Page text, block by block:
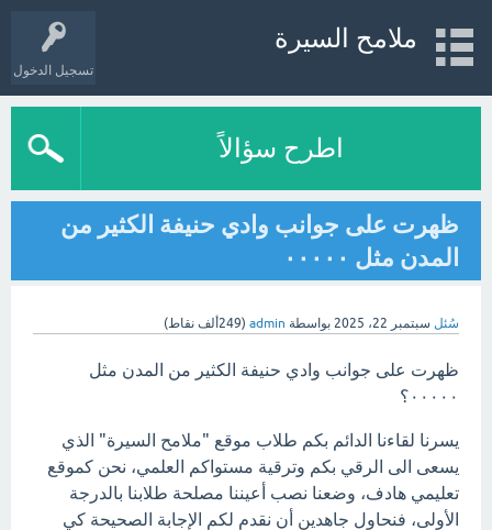
تسجيل الدخول
ملامح السيرة
اطرح سؤالاً
ظهرت على جوانب وادي حنيفة الكثير من
المدن مثل ٠٠٠٠٠
سُئل سبتمبر 22، 2025 بواسطة admin
(249ألف نقاط)
ظهرت على جوانب وادي حنيفة الكثير من المدن مثل
٠٠٠٠٠؟
يسرنا لقاءنا الدائم بكم طلاب موقع "ملامح السيرة" الذي
يسعى الى الرقي بكم وترقية مستواكم العلمي، نحن كموقع
تعليمي هادف، وضعنا نصب أعيننا مصلحة طلابنا بالدرجة
الأولى، فنحاول جاهدين أن نقدم لكم الإجابة الصحيحة كي